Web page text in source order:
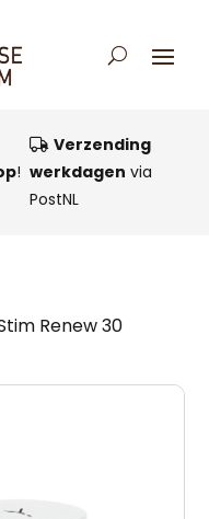
!
Verzending
werkdagen via
PostNL
Renew 30